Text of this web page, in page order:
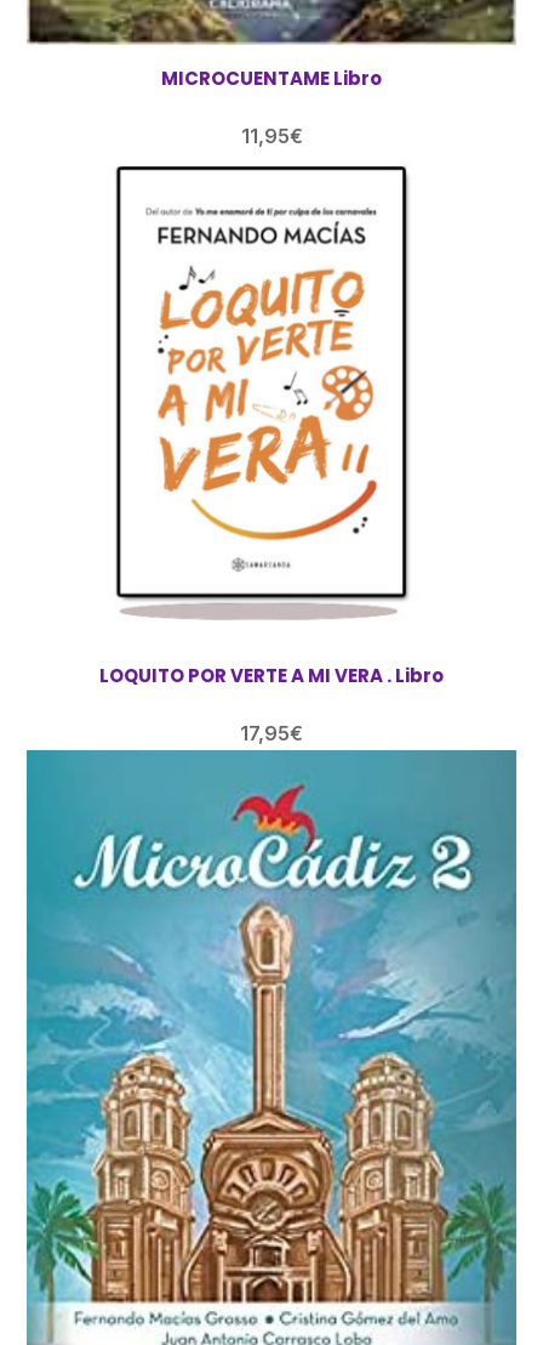
MICROCUENTAME Libro
11,95€
LOQUITO POR VERTE A MI VERA . Libro
17,95€